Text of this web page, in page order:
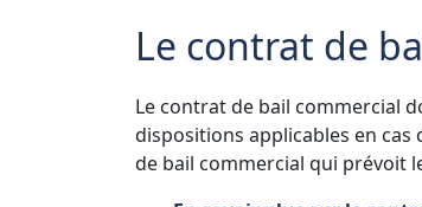
Le contrat de
Le contrat de bail commercial
dispositions applicables en
de bail commercial qui prévoit